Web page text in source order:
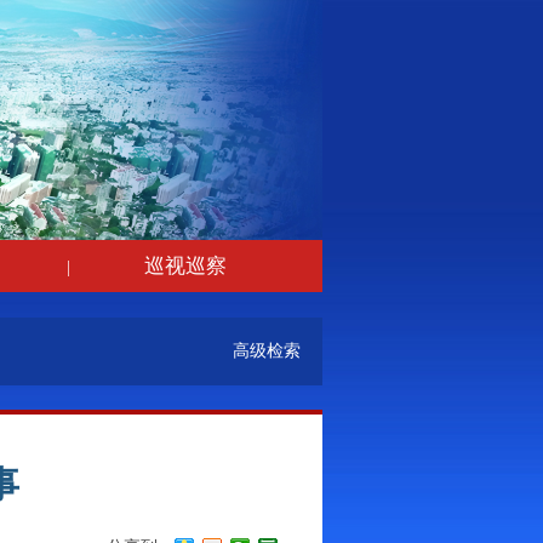
| 巡视巡察
高级检索